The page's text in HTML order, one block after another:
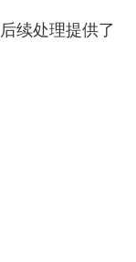
续处理提供了